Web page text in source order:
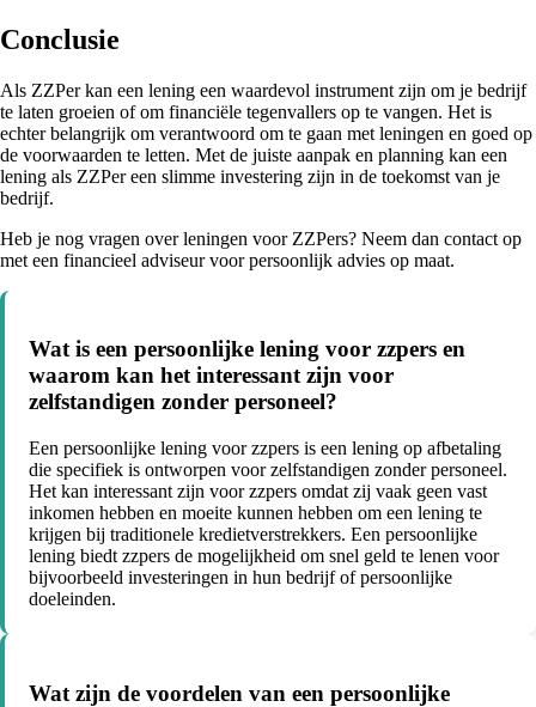
Conclusie
Als ZZPer kan een lening een waardevol instrument zijn om je bedrijf
te laten groeien of om financiële tegenvallers op te vangen. Het is
echter belangrijk om verantwoord om te gaan met leningen en goed op
de voorwaarden te letten. Met de juiste aanpak en planning kan een
lening als ZZPer een slimme investering zijn in de toekomst van je
bedrijf.
Heb je nog vragen over leningen voor ZZPers? Neem dan contact op
met een financieel adviseur voor persoonlijk advies op maat.
Wat is een persoonlijke lening voor zzpers en
waarom kan het interessant zijn voor
zelfstandigen zonder personeel?
Een persoonlijke lening voor zzpers is een lening op afbetaling
die specifiek is ontworpen voor zelfstandigen zonder personeel.
Het kan interessant zijn voor zzpers omdat zij vaak geen vast
inkomen hebben en moeite kunnen hebben om een lening te
krijgen bij traditionele kredietverstrekkers. Een persoonlijke
lening biedt zzpers de mogelijkheid om snel geld te lenen voor
bijvoorbeeld investeringen in hun bedrijf of persoonlijke
doeleinden.
Wat zijn de voordelen van een persoonlijke